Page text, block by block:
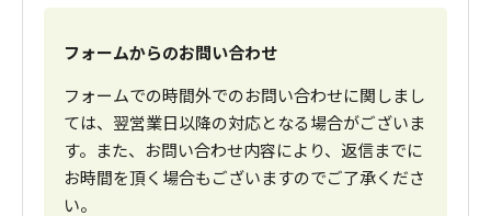
フォームからのお問い合わせ
フォームでの時間外でのお問い合わせに関しまし
ては、翌営業日以降の対応となる場合がございま
す。また、お問い合わせ内容により、返信までに
お時間を頂く場合もございますのでご了承くださ
い。